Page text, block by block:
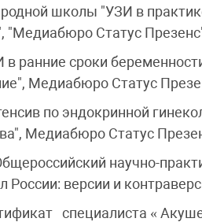
школы "УЗИ в
"Медиабюро Статус
в ранние сроки
Медиабюро Статус
по эндокринной
Медиабюро Статус
научно-
России: версии и
специалиста «